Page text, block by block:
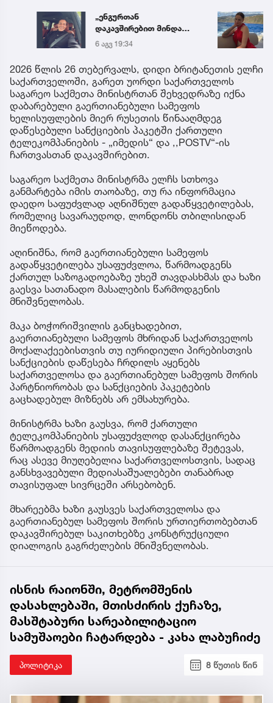
„ენგურთან
დაკავშირებით მინდა
ვთქვა...“ - გოგა მანიას
უახლესი
წინასწარმეტყველება
6 აგვ 19:34 5 აგვ
2026 წლის 26 თებერვალს, დიდი ბრიტანეთის ელჩი
საქართველოში, გარეთ უორდი საქართველოს
საგარეო საქმეთა მინისტრთან შეხვედრაზე იქნა
დაბარებული გაერთიანებული სამეფოს
ხელისუფლების მიერ რუსეთის წინააღმდეგ
დაწესებული სანქციების პაკეტში ქართული
ტელეკომპანიების - „იმედის“ და ,,POSTV“-ის
ჩართვასთან დაკავშირებით.
საგარეო საქმეთა მინისტრმა ელჩს სთხოვა
განმარტება იმის თაობაზე, თუ რა ინფორმაცია
დაედო საფუძვლად აღნიშნულ გადაწყვეტილებას,
რომელიც სავარაუდოდ, ლონდონს თბილისიდან
მიეწოდება.
აღინიშნა, რომ გაერთიანებული სამეფოს
გადაწყვეტილება უსაფუძვლოა, წარმოადგენს
ქართულ საზოგადოებაზე უხეშ თავდასხმას და ხაზი
გაესვა სათანადო მასალების წარმოდგენის
მნიშვნელობას.
მაკა ბოჭორიშვილის განცხადებით,
გაერთიანებული სამეფოს მხრიდან საქართველოს
მოქალაქეებისთვის თუ იურიდიული პირებისთვის
სანქციების დაწესება ჩრდილს აყენებს
საქართველოსა და გაერთიანებულ სამეფოს შორის
პარტნიორობას და სანქციების პაკეტების
გაცხადებულ მიზნებს არ ემსახურება.
მინისტრმა ხაზი გაუსვა, რომ ქართული
ტელეკომპანიების უსაფუძვლოდ დასანქცირება
წარმოადგენს მედიის თავისუფლებაზე შეტევას,
რაც ასევე მიუღებელია საქართველოსთვის, სადაც
განსხვავებული მედიასაშუალებები თანაბრად
თავისუფალ სივრცეში არსებობენ.
მხარეებმა ხაზი გაუსვეს საქართველოსა და
გაერთიანებულ სამეფოს შორის ურთიერთობებთან
დაკავშირებულ საკითხებზე კონსტრუქციული
დიალოგის გაგრძელების მნიშვნელობას.
ისნის რაიონში, მეტრომშენის
დასახლებაში, მთისძირის ქუჩაზე,
მასშტაბური სარეაბილიტაციო
სამუშაოები ჩატარდება - კახა ლაბუჩიძე
პოლიტიკა 8 წუთის წინ